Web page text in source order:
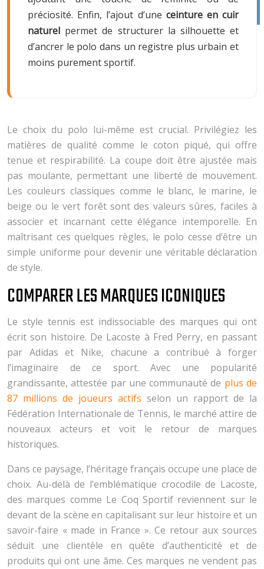
préciosité. Enfin, l’ajout d’une ceinture en cuir
naturel permet de structurer la silhouette et
d’ancrer le polo dans un registre plus urbain et
moins purement sportif.
Le choix du polo lui-même est crucial. Privilégiez les
matières de qualité comme le coton piqué, qui offre
tenue et respirabilité. La coupe doit être ajustée mais
pas moulante, permettant une liberté de mouvement.
Les couleurs classiques comme le blanc, le marine, le
beige ou le vert forêt sont des valeurs sûres, faciles à
associer et incarnant cette élégance intemporelle. En
maîtrisant ces quelques règles, le polo cesse d’être un
simple uniforme pour devenir une véritable déclaration
de style.
COMPARER LES MARQUES ICONIQUES
Le style tennis est indissociable des marques qui ont
écrit son histoire. De Lacoste à Fred Perry, en passant
par Adidas et Nike, chacune a contribué à forger
l’imaginaire de ce sport. Avec une popularité
grandissante, attestée par une communauté de plus de
87 millions de joueurs actifs selon un rapport de la
Fédération Internationale de Tennis, le marché attire de
nouveaux acteurs et voit le retour de marques
historiques.
Dans ce paysage, l’héritage français occupe une place de
choix. Au-delà de l’emblématique crocodile de Lacoste,
des marques comme Le Coq Sportif reviennent sur le
devant de la scène en capitalisant sur leur histoire et un
savoir-faire « made in France ». Ce retour aux sources
séduit une clientèle en quête d’authenticité et de
produits qui ont une âme. Ces marques ne vendent pas